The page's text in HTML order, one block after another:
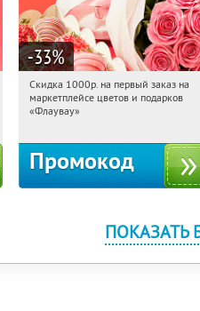
-33%
13:22:40 Получили:
Россия
Скидка 1000р. на первый заказ на
маркетплейсе цветов и подарков
«Флаувау»
Промокод
ПОКАЗАТЬ